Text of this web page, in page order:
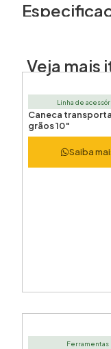
Veja mais
Linha de
Caneca
grãos 10″
Saiba
Ferramentas